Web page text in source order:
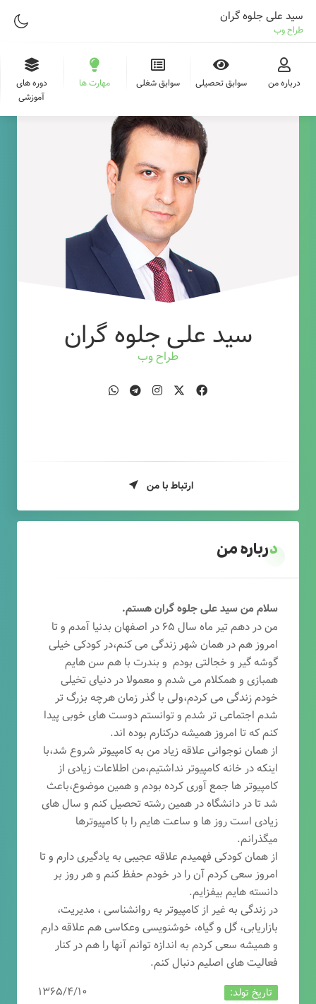
سید علی جلوه گران
طراح وب
درباره من سوابق تحصیلی سوابق شغلی مهارت ها
دوره های
آموزشی
سید علی جلوه گران
طراح وب
ارتباط با من
درباره من
سلام من سید علی جلوه گران هستم.
من در دهم تیر ماه سال ۶۵ در اصفهان بدنیا آمدم و تا
امروز هم در همان شهر زندگی می کنم،در کودکی خیلی
گوشه گیر و خجالتی بودم و بندرت با هم سن هایم
همبازی و همکلام می شدم و معمولا در دنیای تخیلی
خودم زندگی می کردم،ولی با گذر زمان هرچه بزرگ تر
شدم اجتماعی تر شدم و توانستم دوست های خوبی پیدا
کنم که تا امروز همیشه درکنارم بوده اند.
از همان نوجوانی علاقه زیاد من به کامپیوتر شروع شد،با
اینکه در خانه کامپیوتر نداشتیم،من اطلاعات زیادی از
کامپیوتر ها جمع آوری کرده بودم و همین موضوع،باعث
شد تا در دانشگاه در همین رشته تحصیل کنم و سال های
زیادی است روز ها و ساعت هایم را با کامپیوترها
میگذرانم.
از همان کودکی فهمیدم علاقه عجیبی به یادگیری دارم و تا
امروز سعی کردم آن را در خودم حفظ کنم و هر روز بر
دانسته هایم بیفزایم.
در زندگی به غیر از کامپیوتر به روانشناسی ، مدیریت،
بازاریابی، گل و گیاه، خوشنویسی وعکاسی هم علاقه دارم
و همیشه سعی کردم به اندازه توانم آنها را هم در کنار
فعالیت های اصلیم دنبال کنم.
تاریخ تولد: ۱۳۶۵/۴/۱۰